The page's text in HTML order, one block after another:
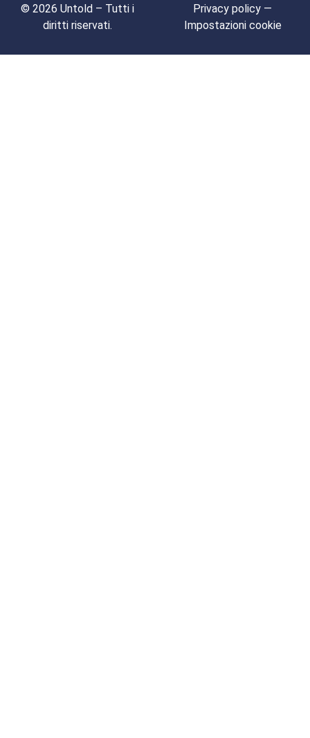
© 2026 Untold – Tutti i
diritti riservati.
Privacy policy —
Impostazioni cookie